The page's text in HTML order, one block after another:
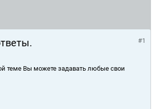
#1
теме Вы можете задавать любые свои